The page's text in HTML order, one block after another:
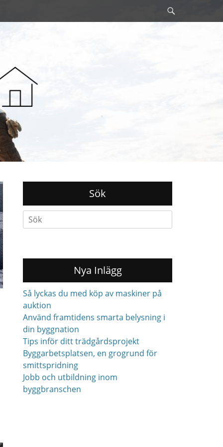
Sök
Search
for:
Nya Inlägg
Så lyckas du med köp av maskiner på
auktion
Använd framtidens smarta belysning i
din byggnation
Tips inför ditt trädgårdsprojekt
Byggarbetsplatsen, en grogrund för
smittspridning
Jobb och utbildning inom
byggbranschen